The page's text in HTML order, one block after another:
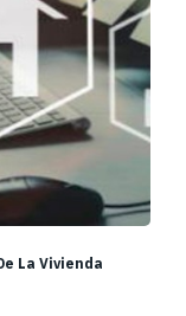
La Vivienda